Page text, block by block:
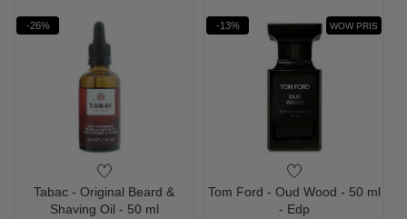
-26%
Tabac - Original Beard &
Shaving Oil - 50 ml
-13% WOW PRIS
Tom Ford - Oud Wood - 50 ml
- Edp